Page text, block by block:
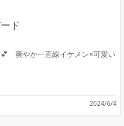
ド
爽やか一直線イケメン×可愛い
2024/6/4